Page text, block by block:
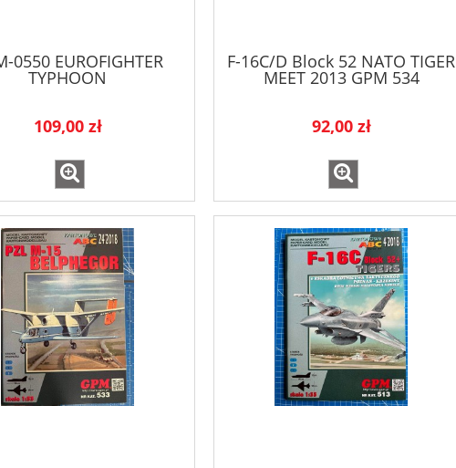
0550 EUROFIGHTER
TYPHOON
109,00 zł
F-16C/D Block 52 NATO TIGER
MEET 2013 GPM 534
92,00 zł